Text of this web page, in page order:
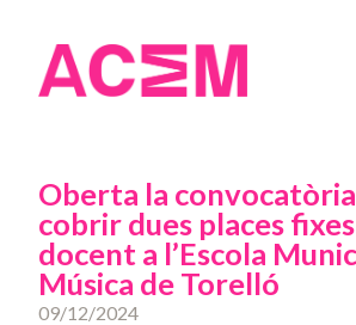
Oberta la
cobrir dues places
docent a l’Escola
Música de Torelló
09/12/2024